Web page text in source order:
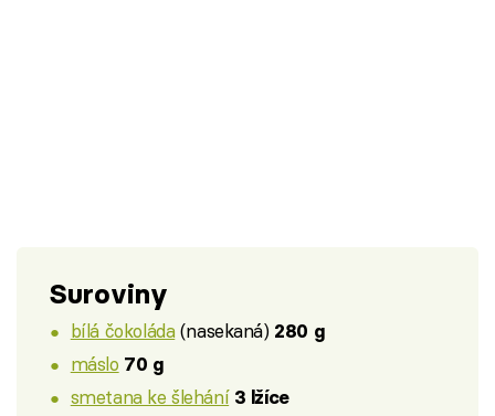
Suroviny
bílá čokoláda(nasekaná) 280 g
máslo 70 g
smetana ke šlehání 3 lžíce